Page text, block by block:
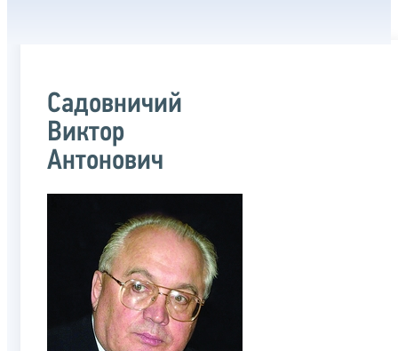
Садовничий
Виктор
Антонович